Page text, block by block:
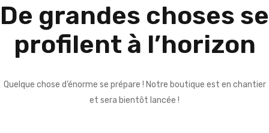
De grandes choses se
profilent à l’horizon
Quelque chose d’énorme se prépare ! Notre boutique est en chantier
et sera bientôt lancée !